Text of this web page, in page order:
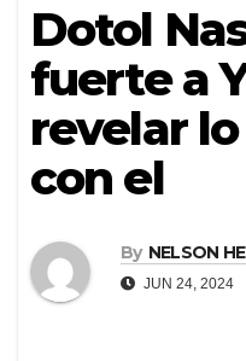
Dotol
fuerte a
revelar
con el
By NELSON
JUN 24, 2024